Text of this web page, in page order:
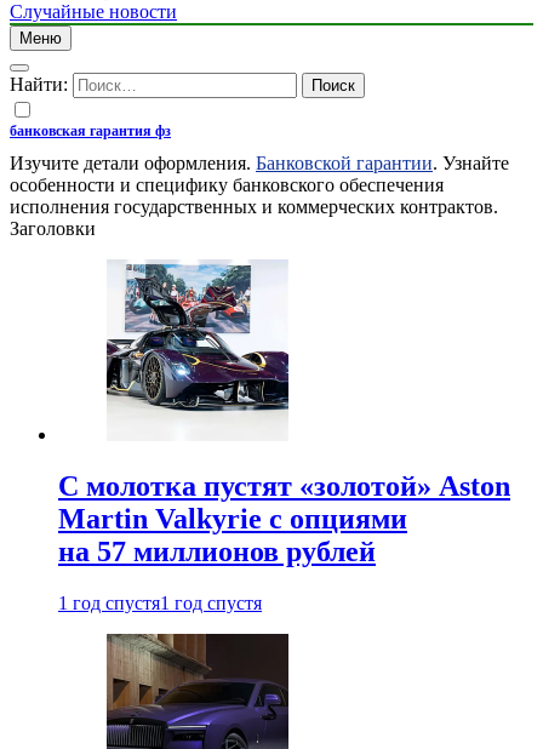
Случайные новости
Меню
Найти:
банковская гарантия фз
Изучите детали оформления. Банковской гарантии. Узнайте
особенности и специфику банковского обеспечения
исполнения государственных и коммерческих контрактов.
Заголовки
С молотка пустят «золотой» Aston
Martin Valkyrie с опциями
на 57 миллионов рублей
1 год спустя1 год спустя